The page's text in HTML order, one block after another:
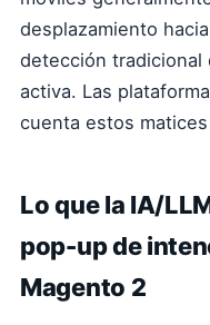
desplazamiento
detección tradicional
activa. Las
cuenta estos
Lo que la IA/
pop-up de
Magento 2